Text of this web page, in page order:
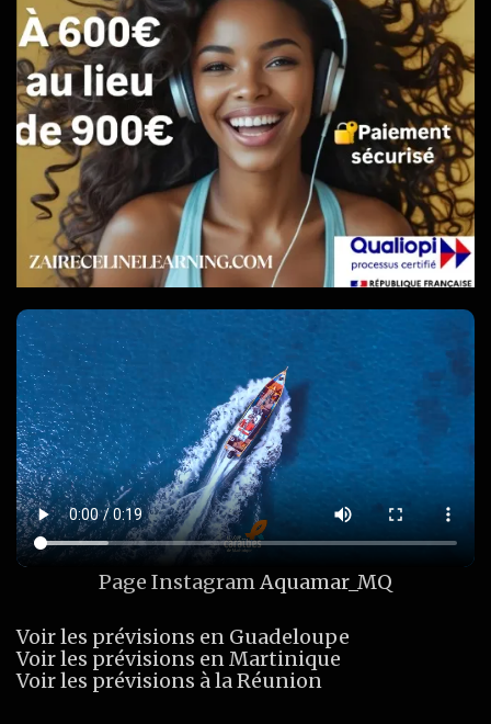
Page InstagramAquamar_MQ
Voir les prévisions en Guadeloupe
Voir les prévisions en Martinique
Voir les prévisions à la Réunion